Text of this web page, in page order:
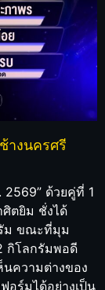
างนครศรี
ด้วยคู่ที่ 1
ตยิม ชั่งได้
ม ขณะที่มุม
กิโลกรัมพอดี
ความต่างของ
ร์มได้อย่างเป็น